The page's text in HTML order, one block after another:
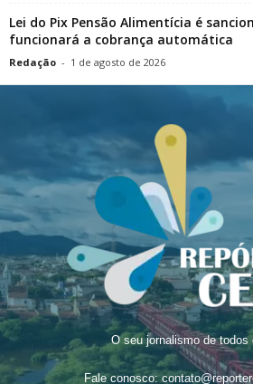
Lei do Pix Pensão Alimentícia é
funcionará a cobrança automática
Redação - 1 de agosto de 2026
O seu jornalismo de todos
Fale conosco: